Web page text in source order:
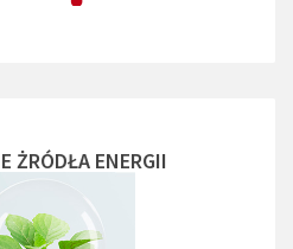
ŻRÓDŁA ENERGII